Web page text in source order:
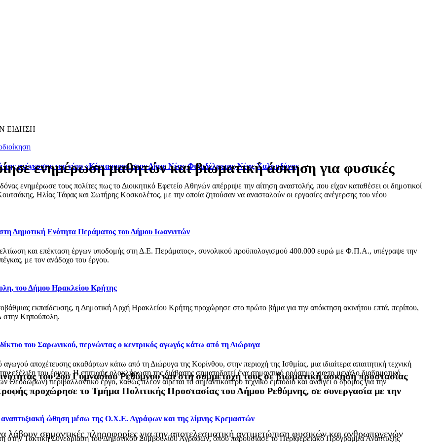
ΕΙΔΗΣΗ
ανέγερσης του νέου «Κένταυρου» στον Δήμο Νέας Φιλαδέλφειας-Νέας Χαλκηδόνας
ενημέρωσε τους πολίτες πως το Διοικητικό Εφετείο Αθηνών απέρριψε την αίτηση αναστολής, που είχαν καταθέσει οι δημοτικοί
Ηλίας Τάφας και Σωτήρης Κοσκολέτος, με την οποία ζητούσαν να ανασταλούν οι εργασίες ανέγερσης του νέου
Δημοτική Ενότητα Περάματος του Δήμου Ιωαννιτών
και επέκταση έργων υποδομής στη Δ.Ε. Περάματος», συνολικού προϋπολογισμού 400.000 ευρώ με Φ.Π.Α., υπέγραψε την
με τον ανάδοχο του έργου.
του Δήμου Ηρακλείου Κρήτης
εκπαίδευσης, η Δημοτική Αρχή Ηρακλείου Κρήτης προχώρησε στο πρώτο βήμα για την απόκτηση ακινήτου επτά, περίπου,
Κηπούπολη.
του Σαρωνικού, περνώντας ο κεντρικός αγωγός κάτω από τη Διώρυγα
αποχέτευσης ακαθάρτων κάτω από τη Διώρυγα της Κορίνθου, στην περιοχή της Ισθμίας, μια ιδιαίτερα απαιτητική τεχνική
εξέλιξη του έργου. Η επιτυχής ολοκλήρωση της διάβασης σηματοδοτεί ένα σημαντικό ορόσημο για το μεγάλο διαδημοτικό
περιβαλλοντικό έργο, καθώς πλέον αίρεται το σημαντικότερο τεχνικό εμπόδιο και ανοίγει ο δρόμος για την
αναπτυξιακή ώθηση μέσω της Ο.Χ.Ε. Αγράφων και της λίμνης Κρεμαστών
στην Τακτική Συνεδρίαση του Δημοτικού Συμβουλίου Αγράφων, όπου παρουσίασε το Περιφερειακό Πρόγραμμα Ανάπτυξης
ενημέρωση μαθητών και βιωματική άσκηση για φυσικές
του 2ου Γυμνασίου Ρεθύμνου και στη συμμετοχή τους σε βιωματική άσκηση προστασίας
προχώρησε το Τμήμα Πολιτικής Προστασίας του Δήμου Ρεθύμνης, σε συνεργασία με την
λάβουν σημαντικές πληροφορίες για την αποτελεσματική αντιμετώπιση φυσικών και ανθρωπογενών